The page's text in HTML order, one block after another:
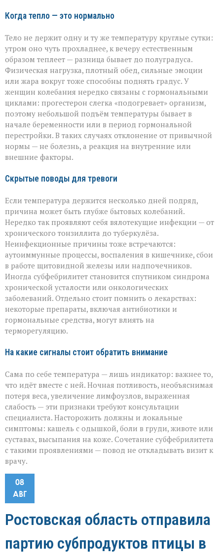
Когда тепло — это нормально
Тело не держит одну и ту же температуру круглые сутки:
утром оно чуть прохладнее, к вечеру естественным
образом теплеет — разница бывает до полуградуса.
Физическая нагрузка, плотный обед, сильные эмоции
или жара вокруг тоже способны поднять градус. У
женщин колебания нередко связаны с гормональными
циклами: прогестерон слегка «подогревает» организм,
поэтому небольшой подъём температуры бывает в
начале беременности или в период гормональной
перестройки. В таких случаях отклонение от привычной
нормы — не болезнь, а реакция на внутренние или
внешние факторы.
Скрытые поводы для тревоги
Если температура держится несколько дней подряд,
причина может быть глубже бытовых колебаний.
Нередко так проявляют себя вялотекущие инфекции — от
хронического тонзиллита до туберкулёза.
Неинфекционные причины тоже встречаются:
аутоиммунные процессы, воспаления в кишечнике, сбои
в работе щитовидной железы или надпочечников.
Иногда субфебрилитет становится спутником синдрома
хронической усталости или онкологических
заболеваний. Отдельно стоит помнить о лекарствах:
некоторые препараты, включая антибиотики и
гормональные средства, могут влиять на
терморегуляцию.
На какие сигналы стоит обратить внимание
Сама по себе температура — лишь индикатор: важнее то,
что идёт вместе с ней. Ночная потливость, необъяснимая
потеря веса, увеличение лимфоузлов, выраженная
слабость — эти признаки требуют консультации
специалиста. Насторожить должны и локальные
симптомы: кашель с одышкой, боли в груди, животе или
суставах, высыпания на коже. Сочетание субфебрилитета
с такими проявлениями — повод не откладывать визит к
врачу.
08
АВГ
Ростовская область отправила
партию субпродуктов птицы в